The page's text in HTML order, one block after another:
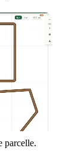
parcelle.